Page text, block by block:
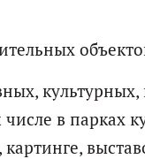
в парках
картинге,